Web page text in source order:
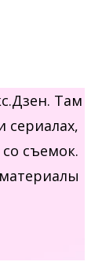
Там
сериалах,
съемок.